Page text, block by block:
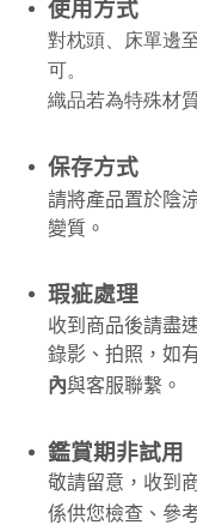
使用方式
對枕頭、床單邊
可。
織品若為特殊材
保存方式
請將產品置於陰
變質。
瑕疵處理
收到商品後請盡
錄影、拍照，如
內與客服聯繫。
鑑賞期非試用
敬請留意，收到
係供您檢查、參